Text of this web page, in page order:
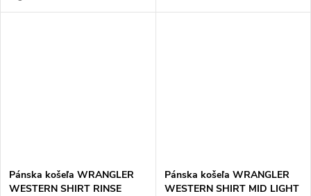
Pánska košeľa WRANGLER
WESTERN SHIRT RINSE
Pánska košeľa WRANGLER
WESTERN SHIRT MID LIGHT